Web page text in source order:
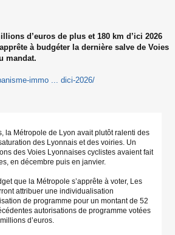
d’euros de plus et 180 km d’ici 2026
à budgéter la dernière salve de Voies
mandat.
immo ... dici-2026/
la Métropole de Lyon avait plutôt ralenti des
des Lyonnais et des voiries. Un
des Voies Lyonnaises cyclistes avaient fait
en décembre puis en janvier.
que la Métropole s’apprête à voter, Les
attribuer une individualisation
de programme pour un montant de 52
autorisations de programme votées
d’euros.